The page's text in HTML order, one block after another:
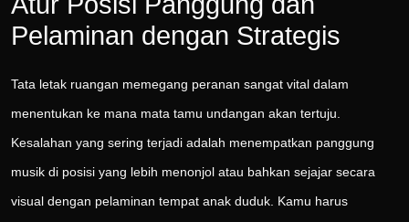
Pelaminan dengan Strategis
Tata letak ruangan memegang peranan sangat vital dalam
menentukan ke mana mata tamu undangan akan tertuju.
Kesalahan yang sering terjadi adalah menempatkan panggung
musik di posisi yang lebih menonjol atau bahkan sejajar secara
visual dengan pelaminan tempat anak duduk. Kamu harus